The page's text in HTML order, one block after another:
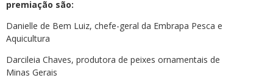
premiação são:
Danielle de Bem Luiz, chefe-geral da Embrapa Pesca e
Aquicultura
Darcileia Chaves, produtora de peixes ornamentais de
Minas Gerais